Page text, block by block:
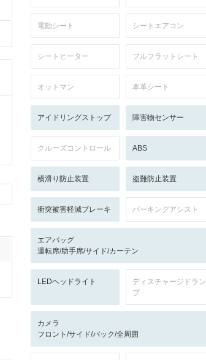
電動シート シートエアコン
シートヒーター フルフラットシート
オットマン 本革シート
アイドリングストップ 障害物センサー
クルーズコントロール ABS
横滑り防止装置 盗難防止装置
衝突被害軽減ブレーキ パーキングアシスト
エアバッグ
運転席/助手席/サイド/カーテン
LEDヘッドライト
ディスチャージドラン
プ
カメラ
フロント/サイド/バック/全周囲